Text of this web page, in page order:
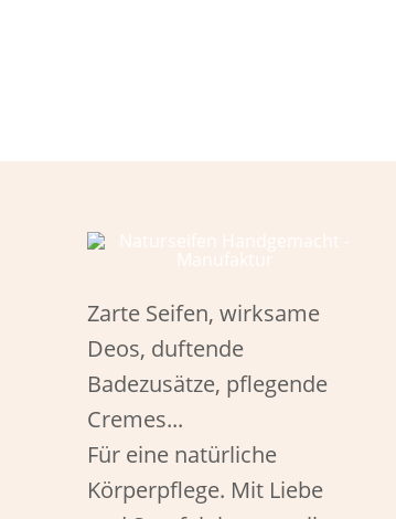
Zarte Seifen, wirksame
Deos, duftende
Badezusätze, pflegende
Cremes...
Für eine natürliche
Körperpflege. Mit Liebe